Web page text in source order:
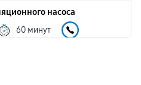
насоса
60 минут